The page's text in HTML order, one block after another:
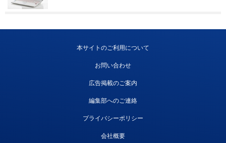
本サイトのご利用について
お問い合わせ
広告掲載のご案内
編集部へのご連絡
プライバシーポリシー
会社概要